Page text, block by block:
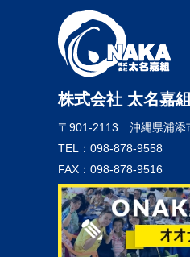
株式会社 太名嘉組
〒901-2113 沖縄県浦添
TEL：098-878-9558
FAX：098-878-9516